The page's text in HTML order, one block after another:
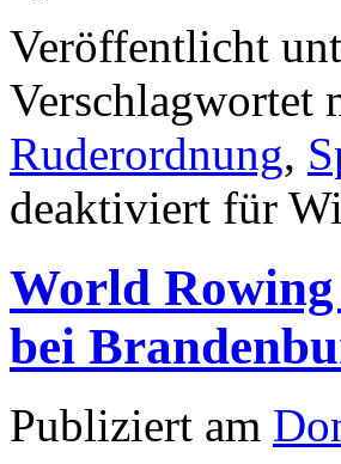
Veröffentlicht
Verschlagwortet
Ruderordnung,
deaktiviert für
World Rowing
bei
Publiziert am